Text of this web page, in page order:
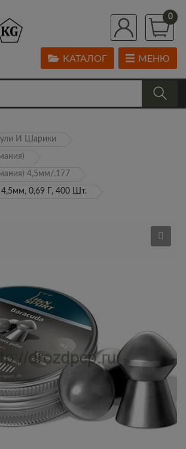
0
МЕНЮ
КАТАЛОГ
И Шарики
4,5мм/.177
4,5мм, 0,69 Г, 400 Шт.